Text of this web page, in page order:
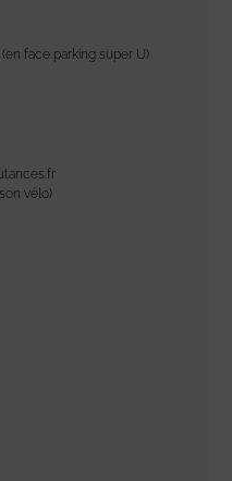
face parking super U)
vélo)